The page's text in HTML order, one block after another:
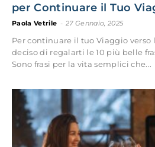
per Continuare il Tuo
Paola Vetrile 27 Gennaio, 2025
Per continuare il tuo Viaggio verso
deciso di regalarti le 10 più belle
Sono frasi per la vita semplici che...